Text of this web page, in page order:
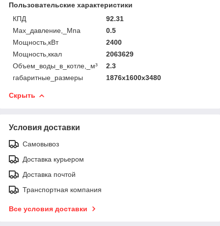
Пользовательские характеристики
КПД
92.31
Мах_давление,_Мпа
0.5
Мощность,кВт
2400
Мощность,ккал
2063629
Объем_воды_в_котле,_м³
2.3
габаритные_размеры
1876x1600x3480
Скрыть
Условия доставки
Самовывоз
Доставка курьером
Доставка почтой
Транспортная компания
Все условия доставки